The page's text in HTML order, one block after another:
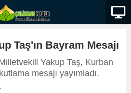
Taş'ın Bayram Mesajı
Yakup Taş, Kurban
mesajı yayımladı.